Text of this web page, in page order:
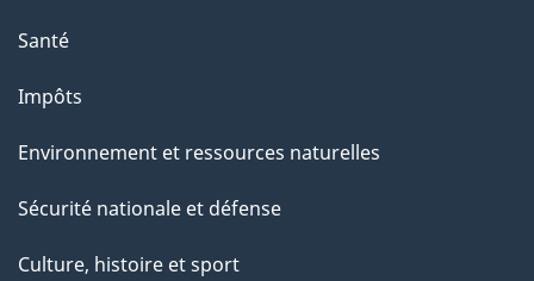
Santé
Impôts
Environnement et ressources naturelles
Sécurité nationale et défense
Culture, histoire et sport